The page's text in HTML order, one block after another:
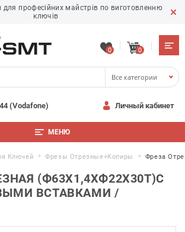
професійних майстрів по виготовленню
ключів
0 0
Все категории
(Vodafone) Личный кабинет
МЕНЮ
Ключей Фрезы Отрезные+копиры Фреза
(Ф63Х1,4ХФ22X30T)С
ВСТАВКАМИ /